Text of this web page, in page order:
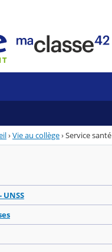
›Vie au collège›Service santé